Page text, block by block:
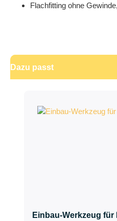
Flachfitting ohne
Dazu passt
Einbau-Werkzeug